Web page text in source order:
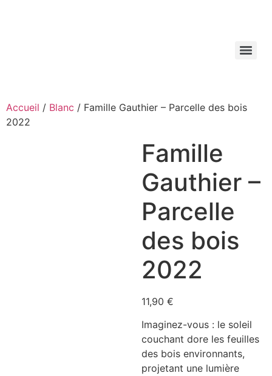
Accueil / Blanc / Famille Gauthier – Parcelle des bois
2022
Famille
Gauthier –
Parcelle
des bois
2022
11,90 €
Imaginez-vous : le soleil
couchant dore les feuilles
des bois environnants,
projetant une lumière